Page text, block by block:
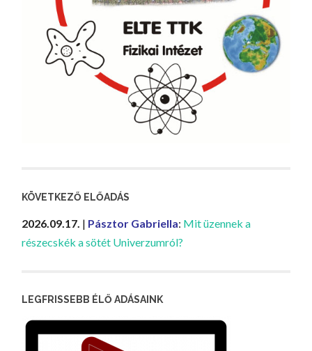
KÖVETKEZŐ ELŐADÁS
2026.09.17. | Pásztor Gabriella: Mit üzennek a
részecskék a sötét Univerzumról?
LEGFRISSEBB ÉLŐ ADÁSAINK